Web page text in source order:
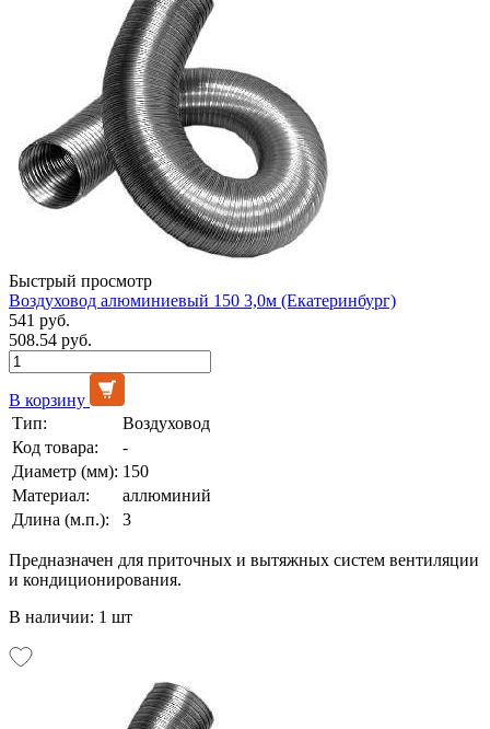
Быстрый просмотр
Воздуховод алюминиевый 150 3,0м (Екатеринбург)
541 руб.
508.54 руб.
В корзину
Тип:
Воздуховод
Код товара:
-
Диаметр (мм): 150
Материал:
аллюминий
Длина (м.п.):
3
Предназначен для приточных и вытяжных систем вентиляции
и кондиционирования.
В наличии: 1 шт